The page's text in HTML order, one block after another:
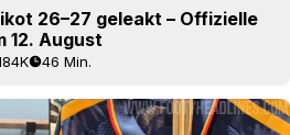
26–27 geleakt – Offizielle
12. August
46 Min.